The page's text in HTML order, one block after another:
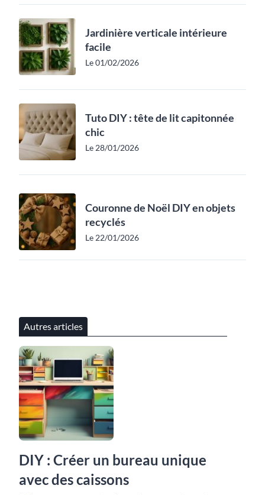
Jardinière verticale intérieure
facile
Le 01/02/2026
Tuto DIY : tête de lit capitonnée
chic
Le 28/01/2026
Couronne de Noël DIY en objets
recyclés
Le 22/01/2026
Autres articles
DIY : Créer un bureau unique
avec des caissons